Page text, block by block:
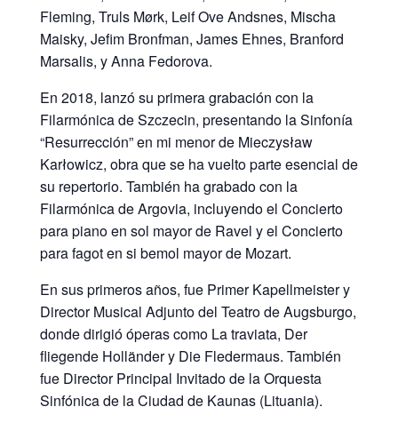
Fleming, Truls Mørk, Leif Ove Andsnes, Mischa
Maisky, Jeﬁm Bronfman, James Ehnes, Branford
Marsalis, y Anna Fedorova.
En 2018, lanzó su primera grabación con la
Filarmónica de Szczecin, presentando la Sinfonía
“Resurrección” en mi menor de Mieczysław
Karłowicz, obra que se ha vuelto parte esencial de
su repertorio. También ha grabado con la
Filarmónica de Argovia, incluyendo el Concierto
para piano en sol mayor de Ravel y el Concierto
para fagot en si bemol mayor de Mozart.
En sus primeros años, fue Primer Kapellmeister y
Director Musical Adjunto del Teatro de Augsburgo,
donde dirigió óperas como La traviata, Der
ﬂiegende Holländer y Die Fledermaus. También
fue Director Principal Invitado de la Orquesta
Sinfónica de la Ciudad de Kaunas (Lituania).